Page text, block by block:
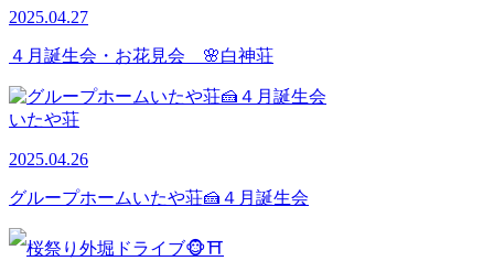
2025.04.27
４月誕生会・お花見会 🌸白神荘
いたや荘
2025.04.26
グループホームいたや荘🍰４月誕生会